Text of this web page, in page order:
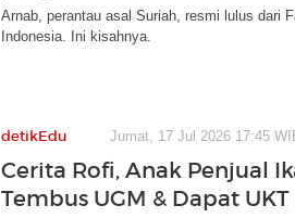
Arnab, perantau asal Suriah, resmi lulus dari
Indonesia. Ini kisahnya.
detikEdu Jumat, 17 Jul 2026 17:45
Cerita Rofi, Anak Penjual
Tembus UGM & Dapat UKT